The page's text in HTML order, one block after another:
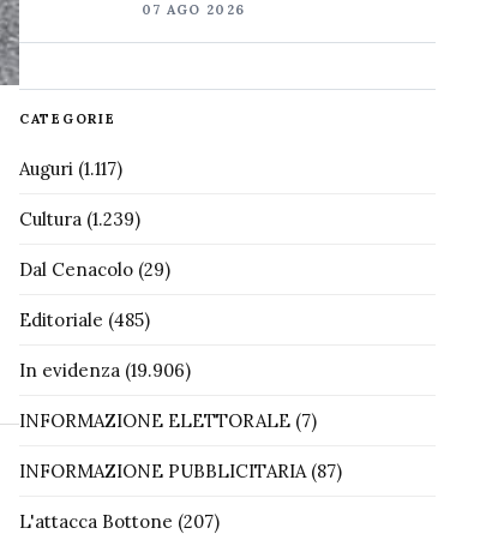
07 AGO 2026
CATEGORIE
Auguri(1.117)
Cultura(1.239)
Dal Cenacolo(29)
Editoriale (485)
In evidenza(19.906)
INFORMAZIONE ELETTORALE(7)
INFORMAZIONE PUBBLICITARIA(87)
L'attacca Bottone (207)